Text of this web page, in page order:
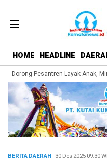
HOME HEADLINE
Dorong Pesantren Layak Anak,
BERITA DAERAH· 30 Des 202509:30